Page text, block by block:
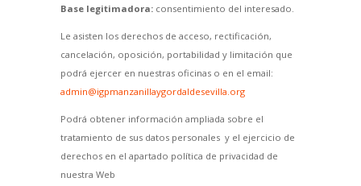
Base legitimadora:consentimiento del interesado.
Le asisten los derechos de acceso, rectificación,
cancelación, oposición, portabilidad y limitación que
podrá ejercer en nuestras oficinas o en el email:
admin@igpmanzanillaygordaldesevilla.org
Podrá obtener información ampliada sobre el
tratamiento de sus datos personales y el ejercicio de
derechos en el apartado política de privacidad de
nuestra Web